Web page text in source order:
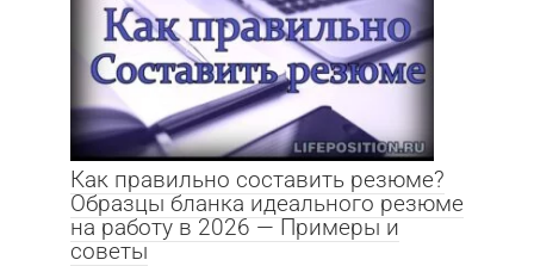
Как правильно составить резюме?
Образцы бланка идеального резюме
на работу в 2026 — Примеры и
советы